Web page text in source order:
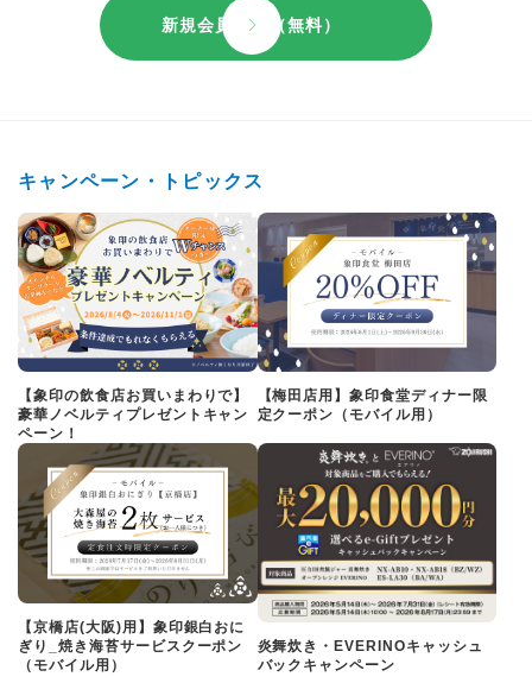
新規会員登録（無料）
キャンペーン・トピックス
【象印の飲食店お買いまわりで】
豪華ノベルティプレゼントキャン
ペーン！
【梅田店用】象印食堂ディナー限
定クーポン（モバイル用）
【京橋店(大阪)用】象印銀白おに
ぎり_焼き海苔サービスクーポン
（モバイル用）
炎舞炊き・EVERINOキャッシュ
バックキャンペーン